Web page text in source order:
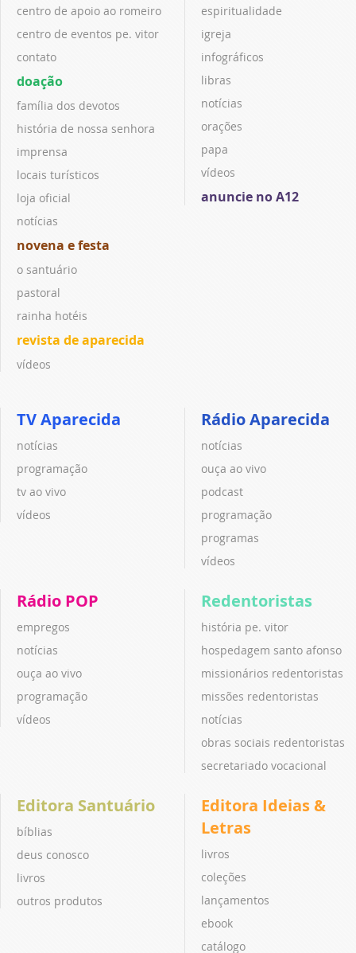
centro de apoio ao romeiro
centro de eventos pe. vitor
contato
doação
família dos devotos
história de nossa senhora
imprensa
locais turísticos
loja oficial
notícias
novena e festa
o santuário
pastoral
rainha hotéis
revista de aparecida
vídeos
espiritualidade
igreja
infográficos
libras
notícias
orações
papa
vídeos
anuncie no A12
TV Aparecida
notícias
programação
tv ao vivo
vídeos
Rádio Aparecida
notícias
ouça ao vivo
podcast
programação
programas
vídeos
Rádio POP
empregos
notícias
ouça ao vivo
programação
vídeos
Redentoristas
história pe. vitor
hospedagem santo afonso
missionários redentoristas
missões redentoristas
notícias
obras sociais redentoristas
secretariado vocacional
Editora Santuário
bíblias
deus conosco
livros
outros produtos
Editora Ideias &
Letras
livros
coleções
lançamentos
ebook
catálogo